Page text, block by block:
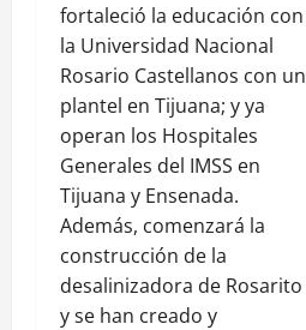
fortaleció la educación con
la Universidad Nacional
Rosario Castellanos con un
plantel en Tijuana; y ya
operan los Hospitales
Generales del IMSS en
Tijuana y Ensenada.
Además, comenzará la
construcción de la
desalinizadora de Rosarito
y se han creado y